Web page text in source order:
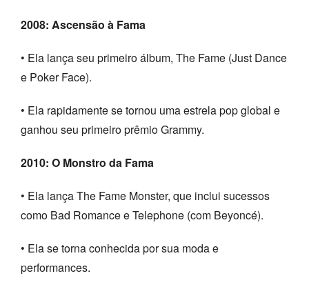
2008: Ascensão à Fama
• Ela lança seu primeiro álbum, The Fame (Just Dance
e Poker Face).
• Ela rapidamente se tornou uma estrela pop global e
ganhou seu primeiro prêmio Grammy.
2010: O Monstro da Fama
• Ela lança The Fame Monster, que inclui sucessos
como Bad Romance e Telephone (com Beyoncé).
• Ela se torna conhecida por sua moda e
performances.